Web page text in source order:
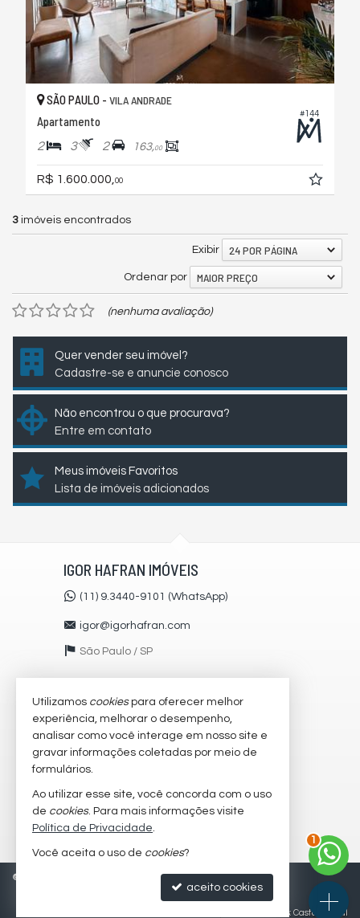
#144
SÃO PAULO - VILA ANDRADE
Apartamento
2 3 2 163,00
R$ 1.600.000, 00
3 imóveis encontrados
Exibir 24 POR PÁGINA
Ordenar por MAIOR PREÇO
(nenhuma avaliação)
Quer vender seu imóvel?
Cadastre-se e anuncie conosco
Não encontrou o que procurava?
Entre em contato
Meus imóveis Favoritos
Lista de imóveis adicionados
IGOR HAFRAN IMÓVEIS
(11) 9.3440-9101 (WhatsApp)
igor@igorhafran.com
São Paulo / SP
VEJA MAIS
receba nosso newsletter
imóveis favoritos
mapa de imóveis
© Política de Privacidade
Site para imobiliárias: Castel Digital
2
Utilizamos cookiespara oferecer melhor
experiência, melhorar o desempenho,
analisar como você interage em nosso site e
gravar informações coletadas por meio de
formulários.
Ao utilizar esse site, você concorda com o uso
de cookies. Para mais informações visite
Política de Privacidade.
Você aceita o uso de cookies?
aceito cookies